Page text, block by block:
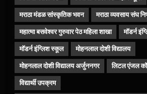
मराठा मंडळ सांस्कृतिक भवन मराठा व्यवसाय संघ
महात्मा बसवेश्वर गुरुवार पेठ महिला शाखा मॉडर्न
मॉडर्न इंग्लिश स्कूल मोहनलाल दोशी विद्यालय
मोहनलाल दोशी विद्यालय अर्जुननगर लिटल एंजल
विद्यार्थी उपक्रम